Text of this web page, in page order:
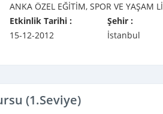
ANKA ÖZEL EĞİTİM, SPOR VE YAŞAM
Etkinlik Tarihi :
15-12-2012
Şehir :
İstanbul
(1.Seviye)